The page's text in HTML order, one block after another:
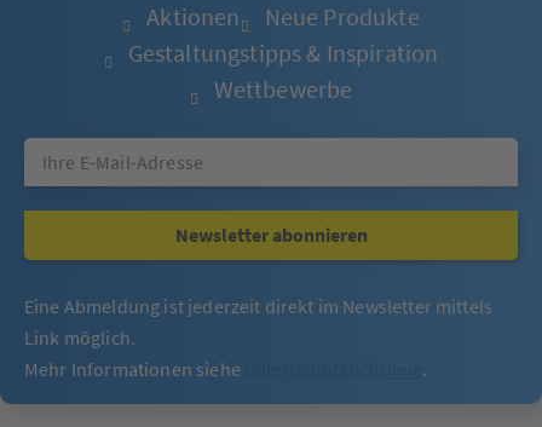
Aktionen
Neue Produkte
Gestaltungstipps & Inspiration
Wettbewerbe
Newsletter abonnieren
Eine Abmeldung ist jederzeit direkt im Newsletter mittels
Link möglich.
Mehr Informationen siehe
.